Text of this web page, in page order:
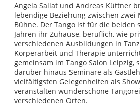
Angela Sallat und Andreas Küttner
lebendige Beziehung zwischen zwei
Bühne. Der Tango ist für die beiden
Jahren ihr Zuhause, beruflich, wie
verschiedenen Ausbildungen in
Körperarbeit und Therapie
gemeinsam im Tango Salon Leipzig,
darüber hinaus Seminare als
vielfältigsten Gelegenheiten als
veranstalten wunderschöne
verschiedenen Orten.